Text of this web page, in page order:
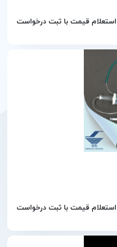
استعلام قیمت با ثبت درخواست
استعلام قیمت با ثبت درخواست